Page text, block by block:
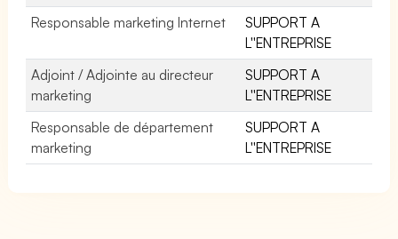
Responsable marketing Internet
SUPPORT A
L''ENTREPRISE
Adjoint / Adjointe au directeur
marketing
SUPPORT A
L''ENTREPRISE
Responsable de département
marketing
SUPPORT A
L''ENTREPRISE